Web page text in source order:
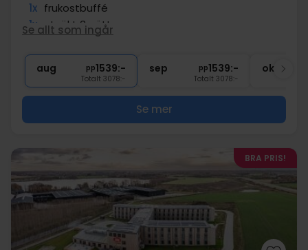
1x frukostbuffé
1x utsökt 3-rättersmeny
Gratis kaffe under vistelsen
∞ Gratis internet och parkering
Se allt som ingår
aug pp1539:-
Totalt 3078:-
sep pp1539:-
Totalt 3078:-
okt
Se mer
BRA PRIS!